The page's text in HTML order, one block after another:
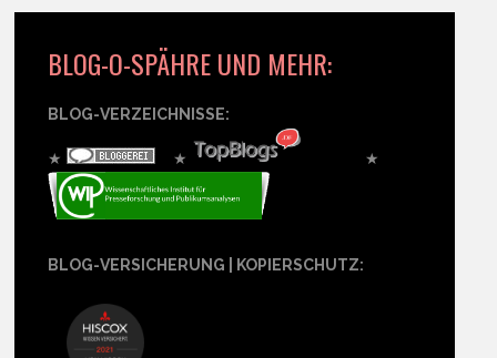
BLOG-O-SPÄHRE UND MEHR:
BLOG-VERZEICHNISSE:
★ ★ ★
BLOG-VERSICHERUNG | KOPIERSCHUTZ: